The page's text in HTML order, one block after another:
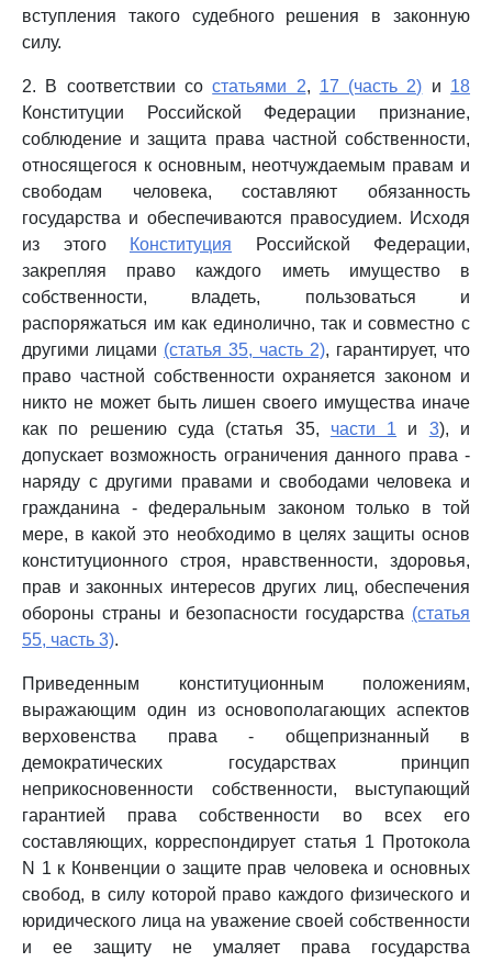
вступления такого судебного решения в законную
силу.
2. В соответствии состатьями 2, 17 (часть 2) и 18
Конституции Российской Федерации признание,
соблюдение и защита права частной собственности,
относящегося к основным, неотчуждаемым правам и
свободам человека, составляют обязанность
государства и обеспечиваются правосудием. Исходя
из этого
Конституция Российской Федерации,
закрепляя право каждого иметь имущество в
собственности, владеть, пользоваться и
распоряжаться им как единолично, так и совместно с
другими лицами (статья 35, часть 2), гарантирует, что
право частной собственности охраняется законом и
никто не может быть лишен своего имущества иначе
как по решению суда (статья 35, части 1 и 3), и
допускает возможность ограничения данного права -
наряду с другими правами и свободами человека и
гражданина - федеральным законом только в той
мере, в какой это необходимо в целях защиты основ
конституционного строя, нравственности, здоровья,
прав и законных интересов других лиц, обеспечения
обороны страны и безопасности государства (статья
55, часть 3).
Приведенным конституционным положениям,
выражающим один из основополагающих аспектов
верховенства права - общепризнанный в
демократических государствах принцип
неприкосновенности собственности, выступающий
гарантией права собственности во всех его
составляющих, корреспондирует статья 1 Протокола
N 1 к Конвенции о защите прав человека и основных
свобод, в силу которой право каждого физического и
юридического лица на уважение своей собственности
и ее защиту не умаляет права государства